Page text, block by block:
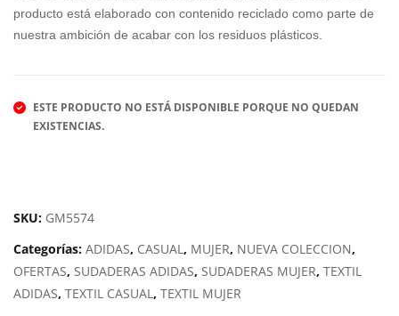
producto está elaborado con contenido reciclado como parte de
nuestra ambición de acabar con los residuos plásticos.
ESTE PRODUCTO NO ESTÁ DISPONIBLE PORQUE NO QUEDAN
EXISTENCIAS.
SKU: GM5574
Categorías: ADIDAS, CASUAL , MUJER, NUEVA COLECCION,
OFERTAS, SUDADERAS ADIDAS, SUDADERAS MUJER, TEXTIL
ADIDAS, TEXTIL CASUAL , TEXTIL MUJER